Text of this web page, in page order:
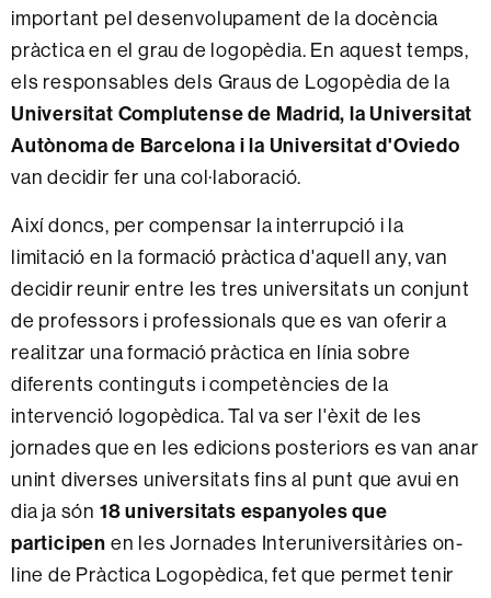
important pel desenvolupament de la docència
pràctica en el grau de logopèdia. En aquest temps,
els responsables dels Graus de Logopèdia de la
Universitat Complutense de Madrid, la Universitat
Autònoma de Barcelona i la Universitat d'Oviedo
van decidir fer una col·laboració.
Així doncs, per compensar la interrupció i la
limitació en la formació pràctica d'aquell any, van
decidir reunir entre les tres universitats un conjunt
de professors i professionals que es van oferir a
realitzar una formació pràctica en línia sobre
diferents continguts i competències de la
intervenció logopèdica. Tal va ser l'èxit de les
jornades que en les edicions posteriors es van anar
unint diverses universitats fins al punt que avui en
dia ja són 18 universitats espanyoles que
participen en les Jornades Interuniversitàries on-
line de Pràctica Logopèdica, fet que permet tenir